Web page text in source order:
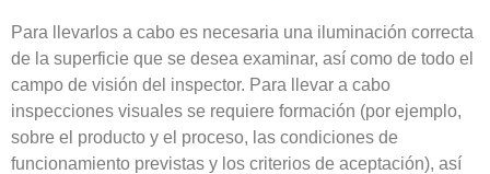
Para llevarlos a cabo es necesaria una iluminación correcta
de la superficie que se desea examinar, así como de todo el
campo de visión del inspector. Para llevar a cabo
inspecciones visuales se requiere formación (por ejemplo,
sobre el producto y el proceso, las condiciones de
funcionamiento previstas y los criterios de aceptación), así